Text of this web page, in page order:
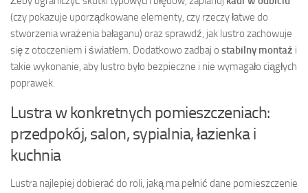
(czy pokazuje uporządkowane elementy, czy rzeczy łatwe do
stworzenia wrażenia bałaganu) oraz sprawdź, jak lustro zachowuje
się z otoczeniem i światłem. Dodatkowo zadbaj o stabilny montaż i
takie wykonanie, aby lustro było bezpieczne i nie wymagało ciągłych
poprawek.
Lustra w konkretnych pomieszczeniach:
przedpokój, salon, sypialnia, łazienka i
kuchnia
Lustra najlepiej dobierać do roli, jaką ma pełnić dane pomieszczenie